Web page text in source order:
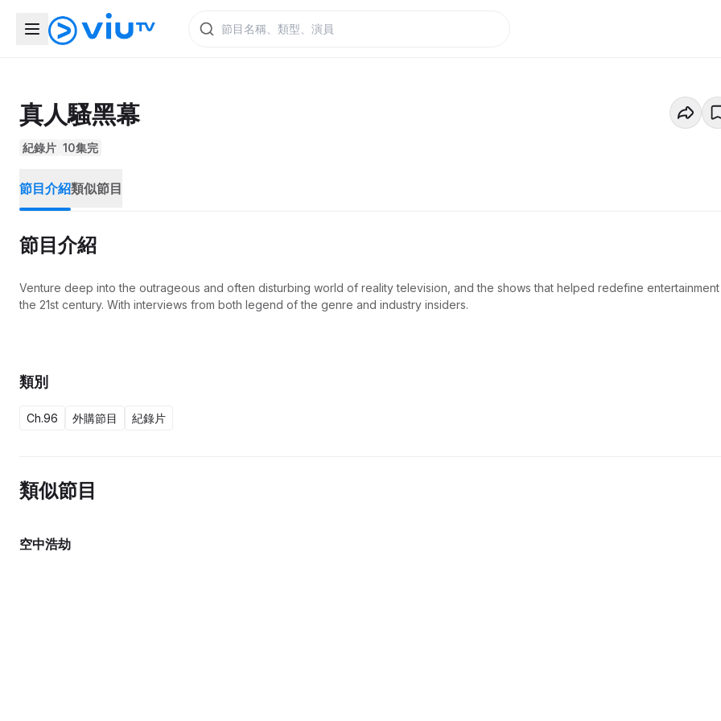
真人騷黑幕
紀錄片 10集完
節目介紹類似節目
節目介紹
Venture deep into the outrageous and often disturbing world of reality television, and the shows that helped redefine entertainment
the 21st century. With interviews from both legend of the genre and industry insiders.
類別
Ch.96 外購節目 紀錄片
類似節目
空中浩劫